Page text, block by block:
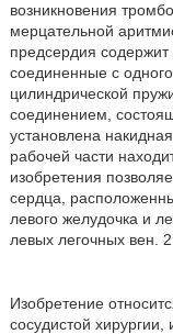
возникновения
мерцательной
предсердия содержит
соединенные с
цилиндрической
соединением,
установлена
рабочей части
изобретения
сердца,
левого желудочка и
левых легочных вен. 2
Изобретение
сосудистой